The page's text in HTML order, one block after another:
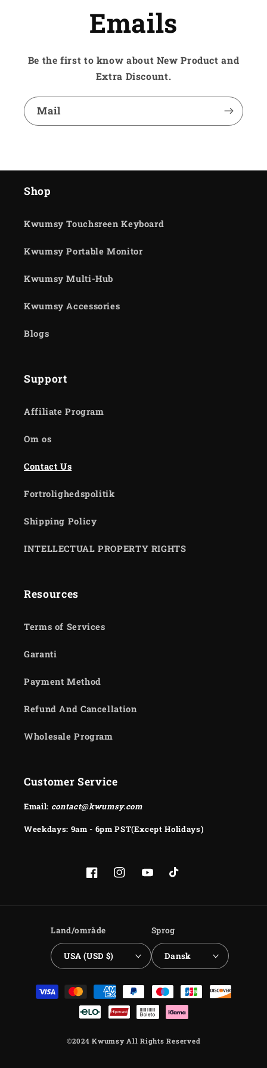
Emails
Be the first to know about New Product and
Extra Discount.
Mail
Shop
Kwumsy Touchsreen Keyboard
Kwumsy Portable Monitor
Kwumsy Multi-Hub
Kwumsy Accessories
Blogs
Support
Affiliate Program
Om os
Contact Us
Fortrolighedspolitik
Shipping Policy
INTELLECTUAL PROPERTY RIGHTS
Resources
Terms of Services
Garanti
Payment Method
Refund And Cancellation
Wholesale Program
Customer Service
Email: contact@kwumsy.com
Weekdays: 9am - 6pm PST(Except Holidays)
FacebookInstagramYouTubeTikTok
Land/område
USA (USD $)
Sprog
Dansk
Betalingsmetoder
©2024 Kwumsy All Rights Reserved